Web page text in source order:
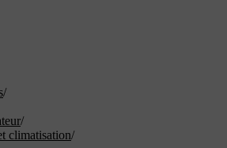
/
/
climatisation/